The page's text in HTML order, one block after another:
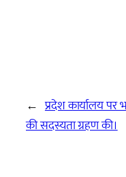
← प्रदेश कार्यालय पर
की सदस्यता ग्रहण की।